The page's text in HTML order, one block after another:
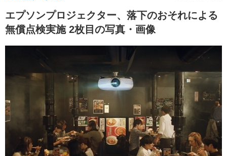
エプソンプロジェクター、落下のおそれによる
無償点検実施 2枚目の写真・画像